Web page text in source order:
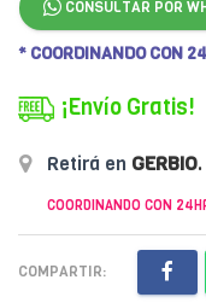
CONSULTAR POR
* COORDINANDO CON
¡Envío Gratis!
Retirá en GERBIO.
COORDINANDO CON
COMPARTIR: